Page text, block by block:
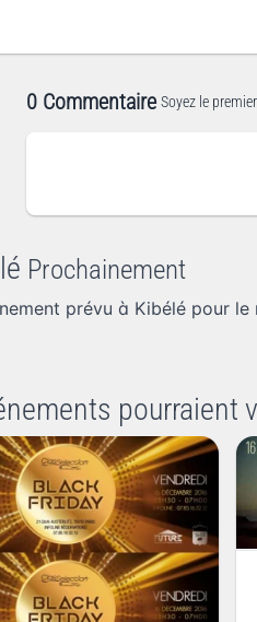
0 Commentaire Soyez le
Prochainement
prévu à Kibélé pour
pourraient